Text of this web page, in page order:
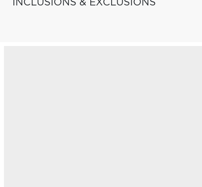
INCLUSIONS & EXCLUSIONS